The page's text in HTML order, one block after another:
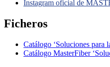
Instagram oficial de
Ficheros
Catálogo ‘Soluciones para
Catálogo MasterFiber